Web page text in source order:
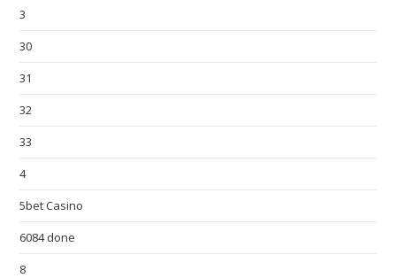
3
30
31
32
33
4
5bet Casino
6084 done
8